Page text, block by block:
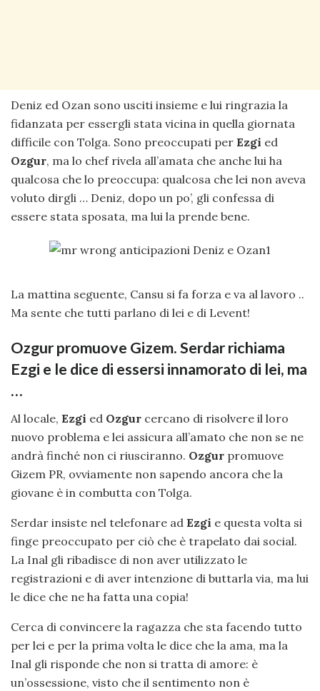
Deniz ed Ozan sono usciti insieme e lui ringrazia la
fidanzata per essergli stata vicina in quella giornata
difficile con Tolga. Sono preoccupati per Ezgi ed
Ozgur, ma lo chef rivela all’amata che anche lui ha
qualcosa che lo preoccupa: qualcosa che lei non aveva
voluto dirgli … Deniz, dopo un po’, gli confessa di
essere stata sposata, ma lui la prende bene.
La mattina seguente, Cansu si fa forza e va al lavoro ..
Ma sente che tutti parlano di lei e di Levent!
Ozgur promuove Gizem. Serdar richiama
Ezgi e le dice di essersi innamorato di lei, ma
…
Al locale, Ezgi ed Ozgur cercano di risolvere il loro
nuovo problema e lei assicura all’amato che non se ne
andrà finché non ci riusciranno. Ozgur promuove
Gizem PR, ovviamente non sapendo ancora che la
giovane è in combutta con Tolga.
Serdar insiste nel telefonare ad Ezgi e questa volta si
finge preoccupato per ciò che è trapelato dai social.
La Inal gli ribadisce di non aver utilizzato le
registrazioni e di aver intenzione di buttarla via, ma lui
le dice che ne ha fatta una copia!
Cerca di convincere la ragazza che sta facendo tutto
per lei e per la prima volta le dice che la ama, ma la
Inal gli risponde che non si tratta di amore: è
un’ossessione, visto che il sentimento non è